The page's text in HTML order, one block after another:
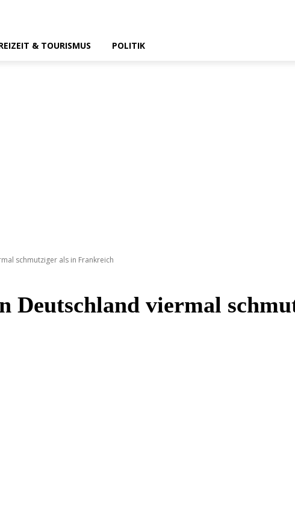
& TOURISMUS POLITIK
schmutziger als in Frankreich
viermal